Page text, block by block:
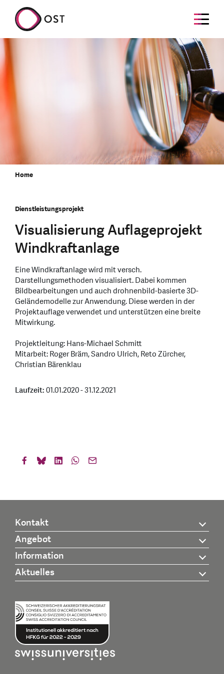
Home
Dienstleistungsprojekt
Visualisierung Auflageprojekt
Windkraftanlage
Eine Windkraftanlage wird mit versch.
Darstellungsmethoden visualisiert. Dabei kommen
Bildbearbeitungen und auch drohnenbild-basierte 3D-
Geländemodelle zur Anwendung. Diese werden in der
Projektauflage verwendet und unterstützen eine breite
Mitwirkung.
Projektleitung: Hans-Michael Schmitt
Mitarbeit: Roger Bräm, Sandro Ulrich, Reto Zürcher,
Christian Bärenklau
Laufzeit:01.01.2020 - 31.12.2021
Kontakt
Angebot
Information
Aktuelles